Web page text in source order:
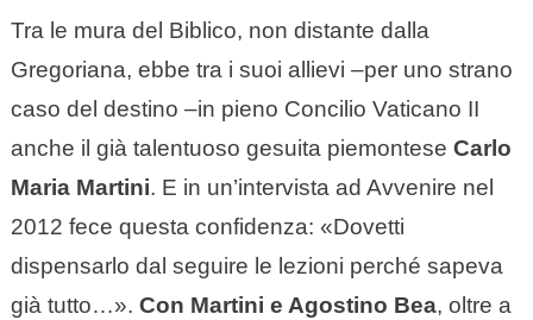
Tra le mura del Biblico, non distante dalla
Gregoriana, ebbe tra i suoi allievi –per uno strano
caso del destino –in pieno Concilio Vaticano II
anche il già talentuoso gesuita piemontese Carlo
Maria Martini. E in un’intervista ad Avvenire nel
2012 fece questa confidenza: «Dovetti
dispensarlo dal seguire le lezioni perché sapeva
già tutto…». Con Martini e Agostino Bea, oltre a